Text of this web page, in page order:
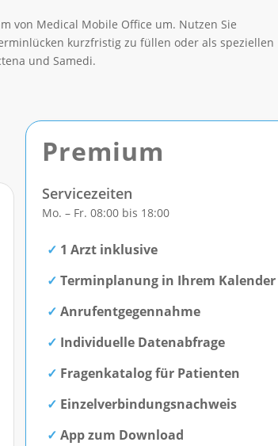
von Medical Mobile Office um. Nutzen Sie
kurzfristig zu füllen oder als speziellen
und Samedi.
Premium
Servicezeiten
Mo. – Fr. 08:00 bis 18:00
1 Arzt inklusive
Terminplanung in Ihrem Kalender
Anrufentgegennahme
Individuelle Datenabfrage
Fragenkatalog für Patienten
Einzelverbindungsnachweis
App zum Download